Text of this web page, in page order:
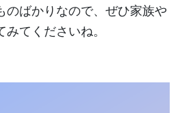
のばかりなので、ぜひ家族や
てくださいね。